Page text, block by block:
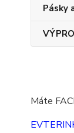
Pásky
Máte